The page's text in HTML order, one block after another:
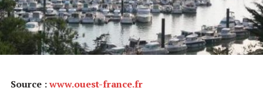
Source :www.ouest-france.fr